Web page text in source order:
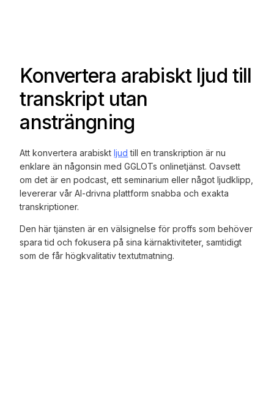
Konvertera arabiskt ljud till
transkript utan
ansträngning
Att konvertera arabisktljud till en transkription är nu
enklare än någonsin med GGLOTs onlinetjänst. Oavsett
om det är en podcast, ett seminarium eller något ljudklipp,
levererar vår AI-drivna plattform snabba och exakta
transkriptioner.
Den här tjänsten är en välsignelse för proffs som behöver
spara tid och fokusera på sina kärnaktiviteter, samtidigt
som de får högkvalitativ textutmatning.